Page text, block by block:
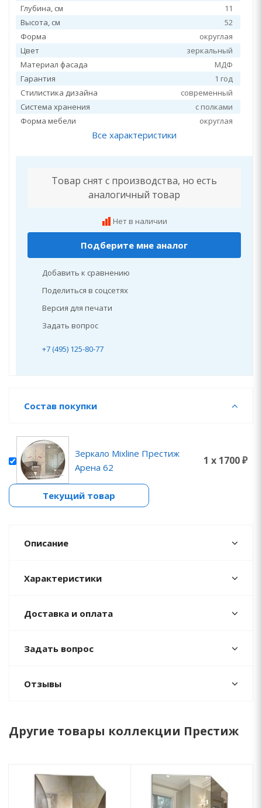
Глубина, см
11
Высота, см
52
Форма
округлая
Цвет
зеркальный
Материал фасада
МДФ
Гарантия
1 год
Стилистика дизайна
современный
Система хранения
с полками
Форма мебели
округлая
Все характеристики
Товар снят с производства, но есть
аналогичный товар
Нет в наличии
Подберите мне аналог
Добавить к сравнению
Поделиться в соцсетях
Версия для печати
Задать вопрос
+7 (495) 125-80-77
Состав покупки
Зеркало Mixline Престиж
Арена 62
1 x 1700 ₽
Текущий товар
Описание
Характеристики
Доставка и оплата
Задать вопрос
Отзывы
Другие товары коллекции Престиж